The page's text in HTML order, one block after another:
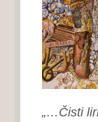
„…Čisti